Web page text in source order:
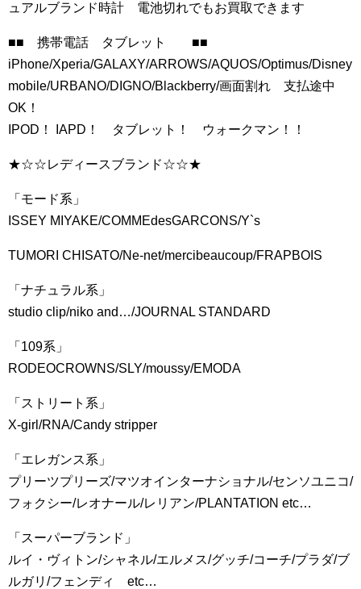
ュアルブランド時計 電池切れでもお買取できます
■■ 携帯電話 タブレット ■■
iPhone/Xperia/GALAXY/ARROWS/AQUOS/Optimus/Disney
mobile/URBANO/DIGNO/Blackberry/画面割れ 支払途中
OK！
IPOD！ IAPD！ タブレット！ ウォークマン！！
★☆☆レディースブランド☆☆★
「モード系」
ISSEY MIYAKE/COMMEdesGARCONS/Y`s
TUMORI CHISATO/Ne-net/mercibeaucoup/FRAPBOIS
「ナチュラル系」
studio clip/niko and…/JOURNAL STANDARD
「109系」
RODEOCROWNS/SLY/moussy/EMODA
「ストリート系」
X-girl/RNA/Candy stripper
「エレガンス系」
プリーツプリーズ/マツオインターナショナル/センソユニコ/
フォクシー/レオナール/レリアン/PLANTATION etc…
「スーパーブランド」
ルイ・ヴィトン/シャネル/エルメス/グッチ/コーチ/プラダ/ブ
ルガリ/フェンディ etc…